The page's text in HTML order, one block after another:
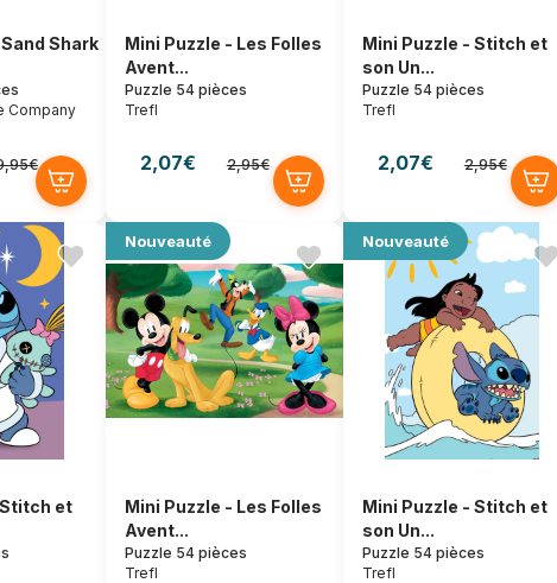
Shark
Company
Mini Puzzle - Les Folles
Avent...
Puzzle 54 pièces
Trefl
2,07€ 2,95€
Mini Puzzle - Stitch et
son Un...
Puzzle 54 pièces
Trefl
2,07€ 2,95€
et
Nouveauté
Mini Puzzle - Les Folles
Avent...
Puzzle 54 pièces
Trefl
Nouveauté
Mini Puzzle - Stitch et
son Un...
Puzzle 54 pièces
Trefl